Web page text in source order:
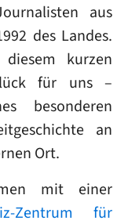
aus
des Landes.
kurzen
für uns –
besonderen
an
Ort.
mit einer
Zentrum für